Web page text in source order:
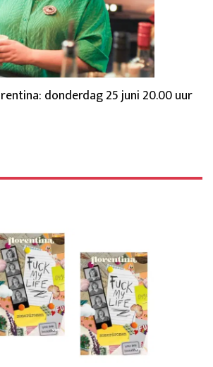
donderdag 25 juni 20.00 uur